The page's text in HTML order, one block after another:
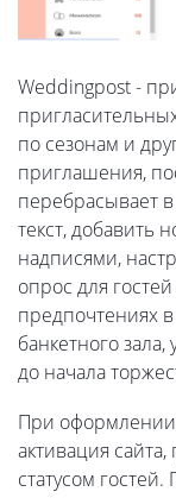
Weddingpost -
по сезонам и
приглашения,
перебрасывает
текст, добавить
надписями,
опрос для
предпочтениях
банкетного
до начала
При оформлении
активация
статусом